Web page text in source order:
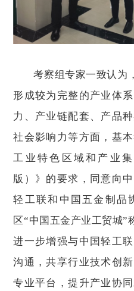
考察组专家一致认为
形成较为完整的产业体
力、产业链配套、产品
社会影响力等方面，基
工业特色区域和产业
版）》的要求，同意向
轻工联和中国五金制品
区“中国五金产业工贸城”
进一步增强与中国轻工
沟通，共享行业技术创
专业平台，提升产业协